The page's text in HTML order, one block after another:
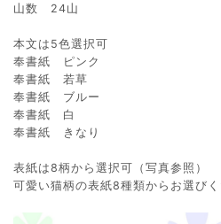
山数 24山
本文は5色選択可
奉書紙 ピンク
奉書紙 若草
奉書紙 ブルー
奉書紙 白
奉書紙 きなり
表紙は8柄から選択可（写真参照）
可愛い猫柄の表紙8種類からお選びく